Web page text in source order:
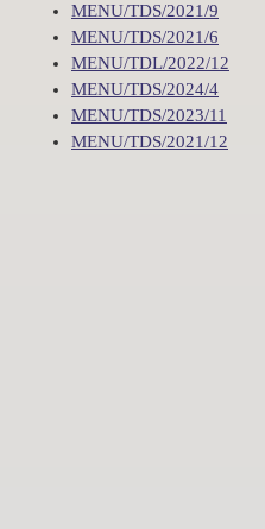
MENU/TDS/2021/9
MENU/TDS/2021/6
MENU/TDL/2022/12
MENU/TDS/2024/4
MENU/TDS/2023/11
MENU/TDS/2021/12